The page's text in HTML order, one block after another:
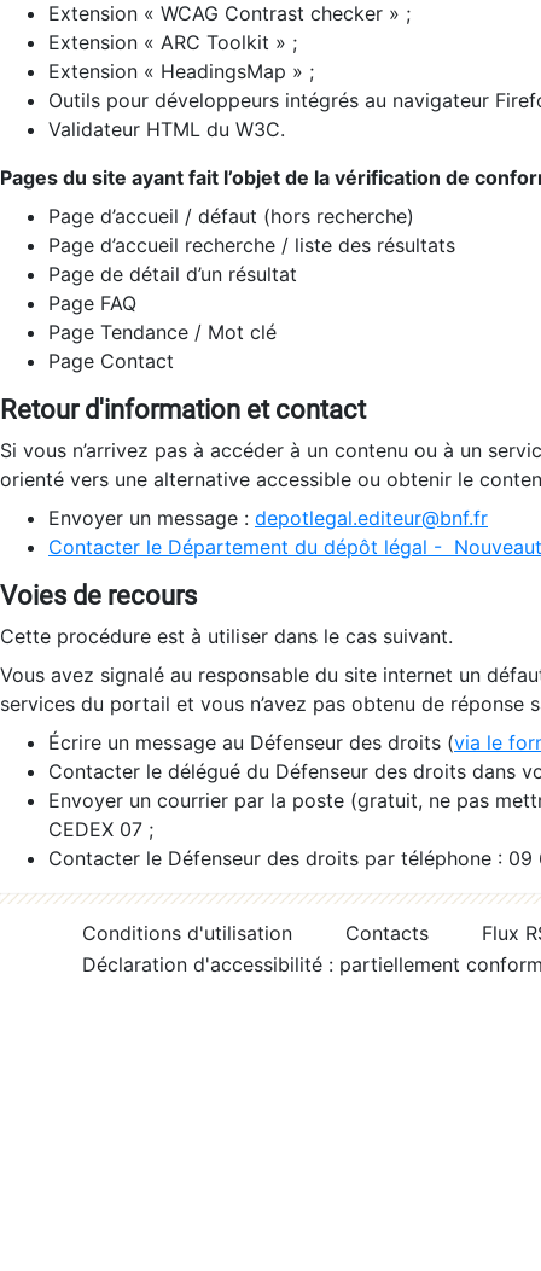
Extension « WCAG Contrast checker » ;
Extension « ARC Toolkit » ;
Extension « HeadingsMap » ;
Outils pour développeurs intégrés au navigateur
Validateur HTML du W3C.
Pages du site ayant fait l’objet de la vérification de
Page d’accueil / défaut (hors recherche)
Page d’accueil recherche / liste des résultats
Page de détail d’un résultat
Page FAQ
Page Tendance / Mot clé
Page Contact
Retour d'information et contact
Si vous n’arrivez pas à accéder à un contenu ou à un
orienté vers une alternative accessible ou obtenir le
Envoyer un message : depotlegal.editeur@bnf.fr
Contacter le Département du dépôt légal -
Voies de recours
Cette procédure est à utiliser dans le cas suivant.
Vous avez signalé au responsable du site internet un
services du portail et vous n’avez pas obtenu de réponse
Écrire un message au Défenseur des droits (via le
Contacter le délégué du Défenseur des droits dans
Envoyer un courrier par la poste (gratuit, ne pas
CEDEX 07 ;
Contacter le Défenseur des droits par téléphone :
Conditions d'utilisation Contacts
Flux
Déclaration d'accessibilité : partiellement